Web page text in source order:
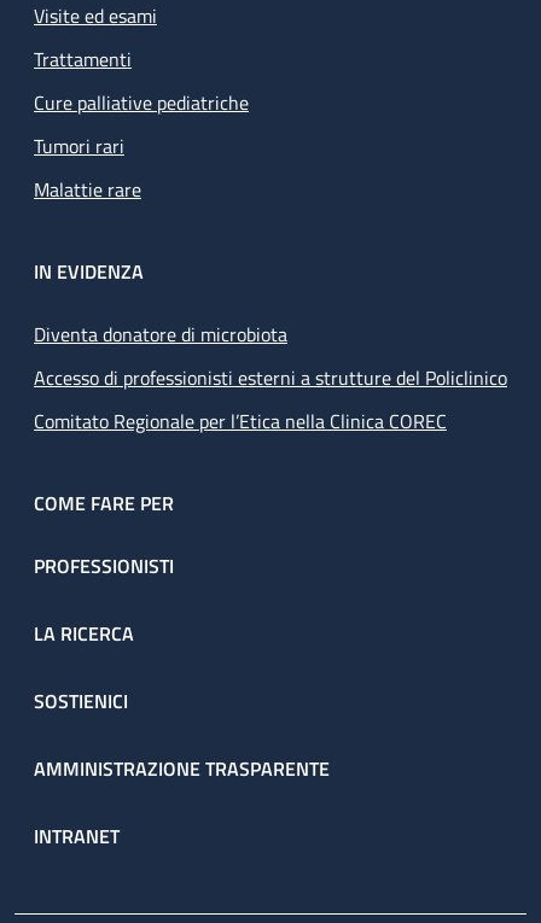
Visite ed esami
Trattamenti
Cure palliative pediatriche
Tumori rari
Malattie rare
IN EVIDENZA
Diventa donatore di microbiota
Accesso di professionisti esterni a strutture del Policlinico
Comitato Regionale per l’Etica nella Clinica COREC
COME FARE PER
PROFESSIONISTI
LA RICERCA
SOSTIENICI
AMMINISTRAZIONE TRASPARENTE
INTRANET